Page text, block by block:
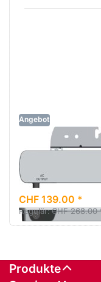
Angebot
INV315-50
CHF 139.00 *
Regulär:CHF 268.00
Produkte